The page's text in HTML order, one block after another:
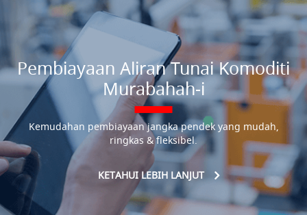
Pembiayaan Aliran Tunai Komoditi
Murabahah-i
Kemudahan pembiayaan jangka pendek yang mudah,
ringkas & fleksibel.
KETAHUI LEBIH LANJUT